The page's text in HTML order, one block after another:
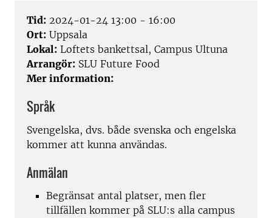
Tid: 2024-01-24 13:00 - 16:00
Ort: Uppsala
Lokal: Loftets bankettsal, Campus Ultuna
Arrangör: SLU Future Food
Mer information:
Språk
Svengelska, dvs. både svenska och engelska
kommer att kunna användas.
Anmälan
Begränsat antal platser, men fler
tillfällen kommer på SLU:s alla campus